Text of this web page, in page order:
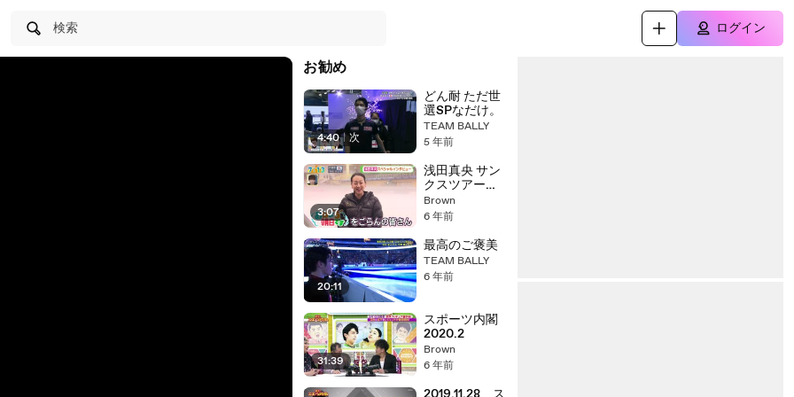
検索 ログイン
お勧め
4:40 | 次
どん耐 ただ世
選SPなだけ。
TEAM BALLY
5 年前
3:07
浅田真央 サン
クスツアー兵
庫公演で独占
インタビュ
おはあさ
Brown
6 年前
20:11
最高のご褒美
TEAM BALLY
6 年前
31:39
スポーツ内閣
2020.2
Brown
6 年前